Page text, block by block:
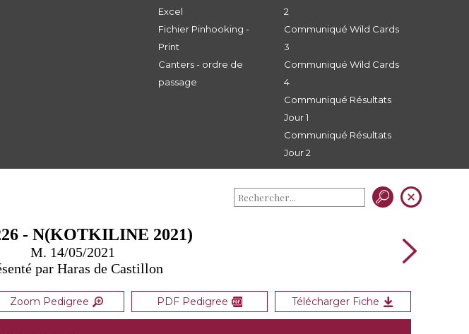
Excel
Fichier Pinhooking -
Print
Canters - ordre de
passage
2
Communiqué Wild Cards
3
Communiqué Wild Cards
4
Communiqué Résultats
Jour 1
Communiqué Résultats
Jour 2
- N(KOTKILINE 2021)
M. 14/05/2021
par Haras de Castillon
Zoom Pedigree PDF Pedigree Télécharger Fiche